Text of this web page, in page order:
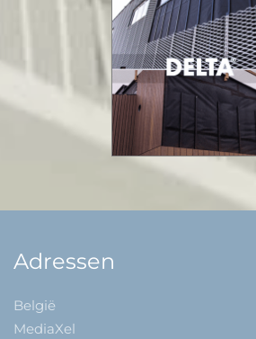
Adressen
België
MediaXel